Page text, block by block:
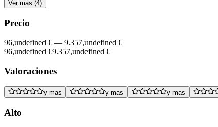
Ver mas (4)
Precio
96,undefined € — 9.357,undefined €
96,undefined €9.357,undefined €
Valoraciones
y mas y mas y mas
Alto